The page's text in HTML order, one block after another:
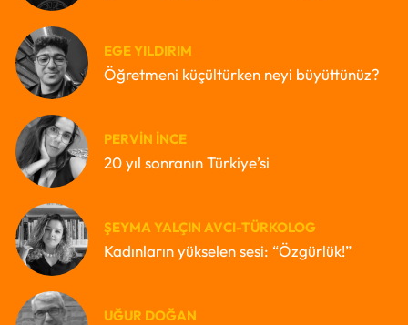
EGE YILDIRIM
Öğretmeni küçültürken neyi büyüttünüz?
PERVIN İNCE
20 yıl sonranın Türkiye’si
ŞEYMA YALÇIN AVCI-TÜRKOLOG
Kadınların yükselen sesi: “Özgürlük!”
UĞUR DOĞAN